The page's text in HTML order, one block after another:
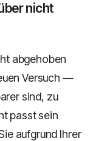
nicht
abgehoben
Versuch —
sind, zu
passt sein
aufgrund Ihrer